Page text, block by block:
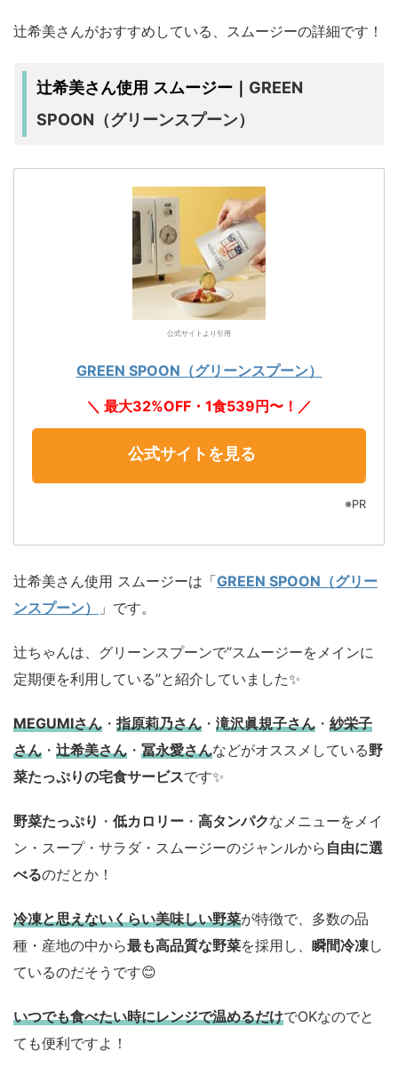
辻希美さんがおすすめしている、スムージーの詳細です！
辻希美さん使用 スムージー｜ GREEN
SPOON（グリーンスプーン）
公式サイトより引用
GREEN SPOON（グリーンスプーン）
＼ 最大32%OFF・1食539円〜！／
公式サイトを見る
※PR
辻希美さん使用 スムージーは「GREEN SPOON（グリー
ンスプーン）
」です。
辻ちゃんは、グリーンスプーンで”スムージーをメインに
定期便を利用している”と紹介していました✨
MEGUMIさん ・ 指原莉乃さん ・ 滝沢眞規子さん ・ 紗栄子
さん ・ 辻希美さん ・ 冨永愛さんなどがオススメしている野
菜たっぷりの宅食サービスです✨
野菜たっぷり ・ 低カロリー ・ 高タンパクなメニューをメイ
ン・スープ・サラダ・スムージーのジャンルから 自由に選
べるのだとか！
冷凍と思えないくらい美味しい野菜が特徴で、多数の品
種・産地の中から最も高品質な野菜を採用し、 瞬間冷凍し
ているのだそうです😊
いつでも食べたい時にレンジで温めるだけでOKなのでと
ても便利ですよ！